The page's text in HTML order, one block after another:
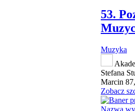
53.
Muzyka
Stefana
Marcin
Zobacz